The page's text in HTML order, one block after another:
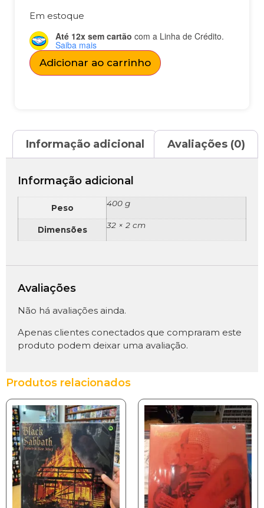
Em estoque
Até 12x sem cartão com a Linha de Crédito.
Saiba mais
Adicionar ao carrinho
Informação adicional Avaliações (0)
Informação adicional
Peso 400 g
Dimensões 32 × 2 cm
Avaliações
Não há avaliações ainda.
Apenas clientes conectados que compraram este
produto podem deixar uma avaliação.
Produtos relacionados